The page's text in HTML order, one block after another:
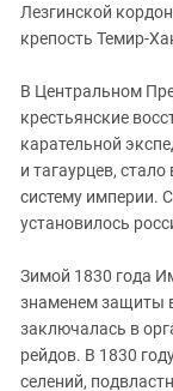
Лезгинской
крепость Темир-
В Центральном
крестьянские
карательной
и тагаурцев,
систему империи.
установилось
Зимой 1830 года
знаменем защиты
заключалась в
рейдов. В 1830
селений,